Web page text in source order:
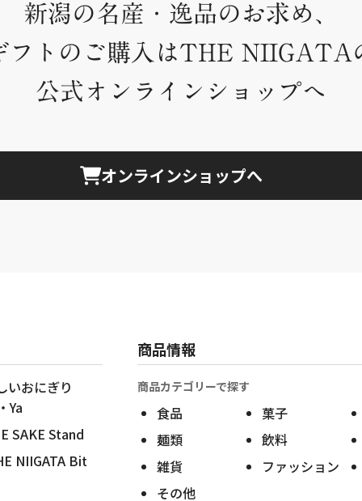
新潟の名産・逸品のお求め、
フトのご購入はTHE NIIGATA
公式オンラインショップへ
オンラインショップへ
いおにぎり
Ya
SAKE Stand
NIIGATA Bit
商品情報
商品カテゴリーで探す
食品
菓子
麺類
飲料
雑貨
ファッション
その他